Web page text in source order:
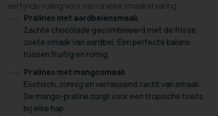
verfijnde vulling voor een unieke smaakervaring.
Pralines met aardbeiensmaak
Zachte chocolade gecombineerd met de frisse,
zoete smaak van aardbei. Een perfecte balans
tussen fruitig en romig.
Pralines met mangosmaak
Exotisch, zonnig en verrassend zacht van smaak.
De mango-praline zorgt voor een tropische toets
bij elke hap.